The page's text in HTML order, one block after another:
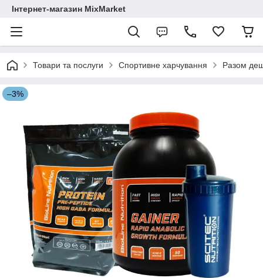
Інтернет-магазин MixMarket
Товари та послуги Спортивне харчування Разом
–3%